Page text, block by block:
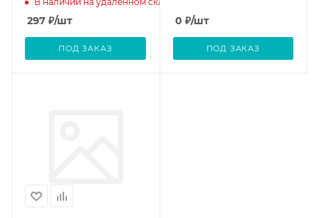
297 ₽/шт
ПОД ЗАКАЗ
0 ₽/шт
ПОД ЗАКАЗ